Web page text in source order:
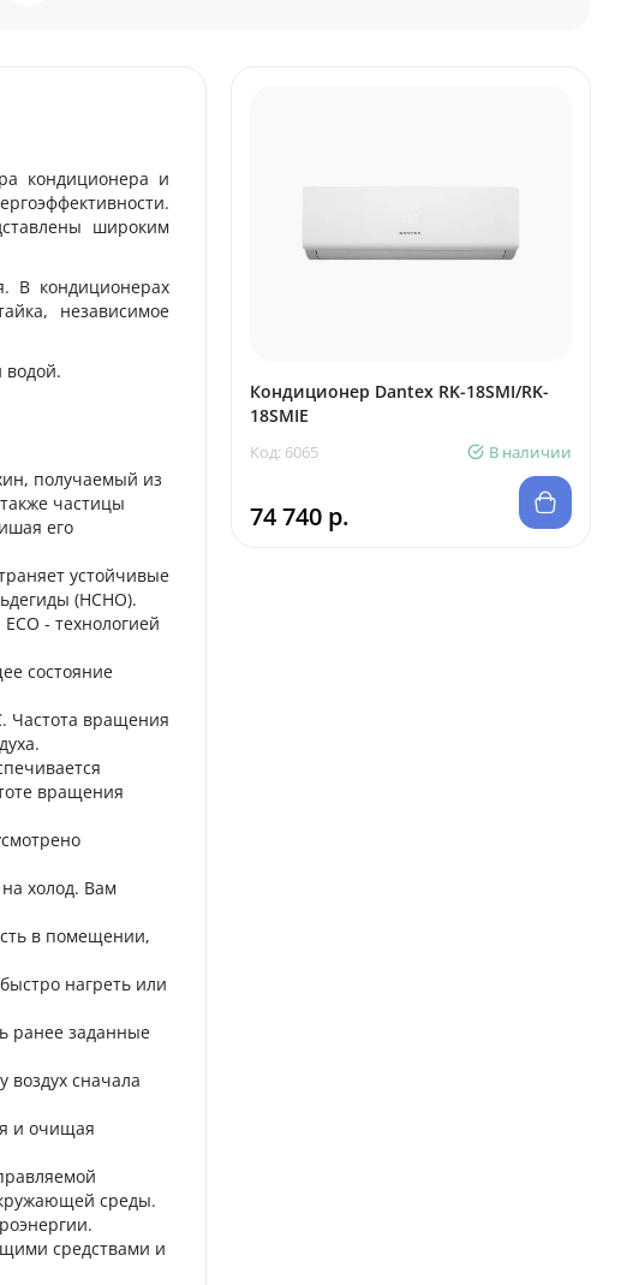
кондиционера и
широким
В кондиционерах
независимое
водой.
получаемый из
частицы
его
устойчивые
(НСНО).
- технологией
состояние
Частота вращения
вращения
холод. Вам
в помещении,
нагреть или
ранее заданные
воздух сначала
и очищая
среды.
средствами и
Кондиционер Dantex RK-18SMI/RK-
18SMIE
Код: 6065 В наличии
74 740 р.